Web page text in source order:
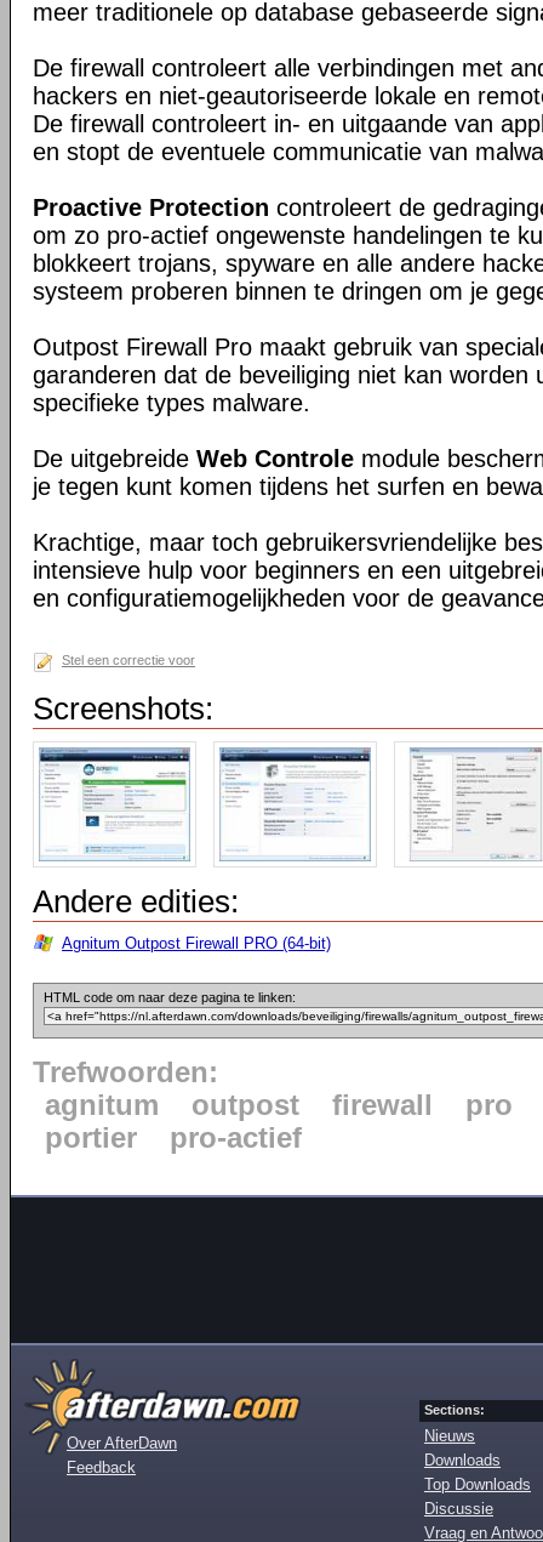
meer traditionele op database gebaseerde
De firewall controleert alle verbindingen met
hackers en niet-geautoriseerde lokale en
De firewall controleert in- en uitgaande van
en stopt de eventuele communicatie van
Proactive Protection controleert de
om zo pro-actief ongewenste handelingen te
blokkeert trojans, spyware en alle andere
systeem proberen binnen te dringen om je
Outpost Firewall Pro maakt gebruik van
garanderen dat de beveiliging niet kan worden
specifieke types malware.
De uitgebreide Web Controle module
je tegen kunt komen tijdens het surfen en
Krachtige, maar toch gebruikersvriendelijke
intensieve hulp voor beginners en een
en configuratiemogelijkheden voor de
Stel een correctie voor
Screenshots:
Andere edities:
Agnitum Outpost Firewall PRO (64-bit)
HTML code om naar deze pagina te linken:
Trefwoorden:
agnitum
outpost firewall
pro
portier
pro-actief
Over AfterDawn
Feedback
Sections:
Nieuws
Downloads
Top Downloads
Discussie
Vraag en